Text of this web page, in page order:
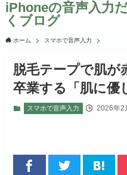
iPhoneの音声入力
くブログ
ホーム スマホで音声入力
脱毛テープで肌
卒業する「肌に優
スマホで音声入力 2026年2